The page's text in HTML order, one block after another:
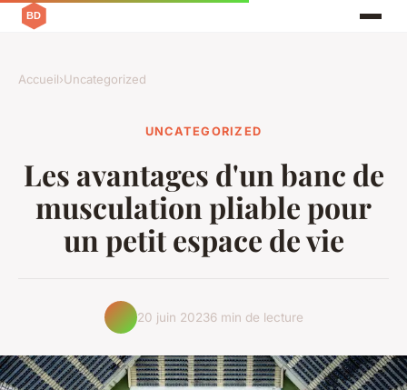
Accueil›Uncategorized
UNCATEGORIZED
Les avantages d'un banc de
musculation pliable pour
un petit espace de vie
20 juin 20236 min de lecture